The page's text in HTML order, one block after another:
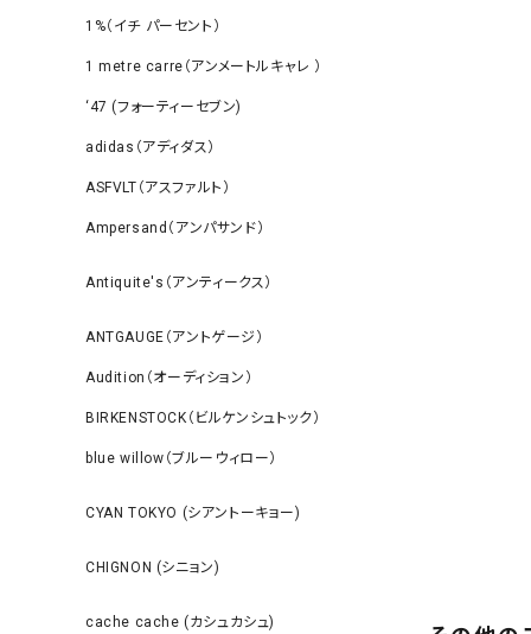
1%（イチ パーセント）
1 metre carre（アンメートルキャレ ）
‘47 (フォーティーセブン)
adidas（アディダス）
ASFVLT（アスファルト）
Ampersand（アンパサンド）
Antiquite's（アンティークス）
ANTGAUGE（アントゲージ）
Audition（オーディション）
BIRKENSTOCK（ビルケンシュトック）
blue willow（ブルーウィロー）
CYAN TOKYO (シアントーキョー)
CHIGNON (シニョン)
cache cache (カシュカシュ)